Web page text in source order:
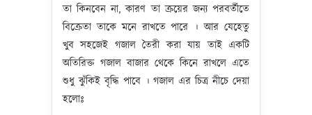
তা কিনবেন না, কারণ তা ক্রয়ের জন্য পরবর্তীতে
বিক্রেতা তাকে মনে রাখতে পারে । আর যেহেতু
খুব সহজেই গজাল তৈরী করা যায় তাই একটি
অতিরিক্ত গজাল বাজার থেকে কিনে রাখলে এতে
শুধু ঝুঁকিই বৃদ্ধি পাবে । গজাল এর চিত্র নীচে দেয়া
হলোঃ